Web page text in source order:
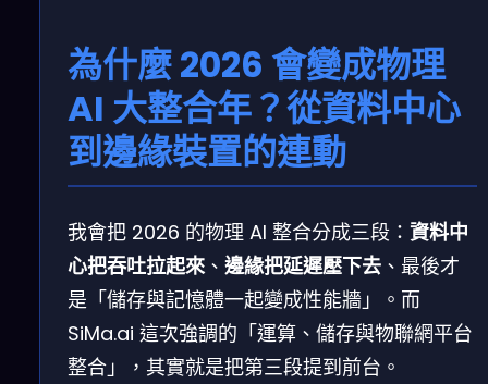
為什麼 2026 會變成物理
AI 大整合年？從資料中心
到邊緣裝置的連動
我會把 2026 的物理 AI 整合分成三段： 資料中
心把吞吐拉起來、 邊緣把延遲壓下去 、最後才
是「儲存與記憶體一起變成性能牆」。而
SiMa.ai 這次強調的「運算、儲存與物聯網平台
整合」，其實就是把第三段提到前台。